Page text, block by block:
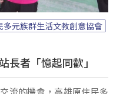
多元族群生活文教創意協會
長者「憶起同歡」
流的機會，高雄原住民多